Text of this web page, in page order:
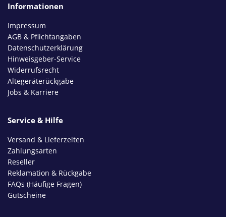
Informationen
Impressum
AGB & Pflichtangaben
Datenschutzerklärung
Hinweisgeber-Service
Widerrufsrecht
Altegeräterückgabe
Jobs & Karriere
Service & Hilfe
Versand & Lieferzeiten
Zahlungsarten
Reseller
Reklamation & Rückgabe
FAQs (Häufige Fragen)
Gutscheine